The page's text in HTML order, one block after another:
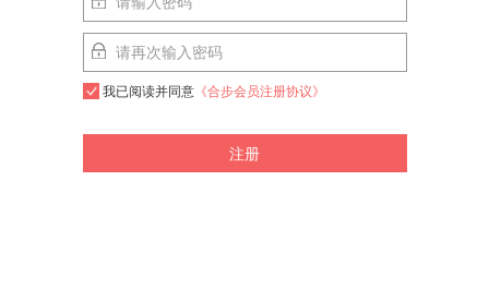
我已阅读并同意《合步会员注册协议》